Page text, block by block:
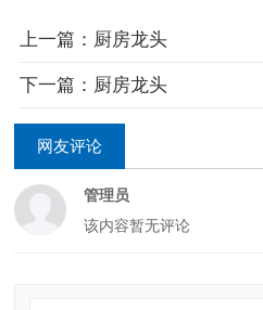
上一篇：厨房龙头
下一篇：厨房龙头
网友评论
管理员
该内容暂无评论